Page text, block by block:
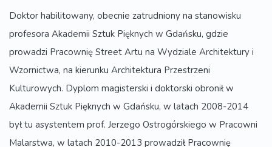
Doktor habilitowany, obecnie zatrudniony na stanowisku
profesora Akademii Sztuk Pięknych w Gdańsku, gdzie
prowadzi Pracownię Street Artu na Wydziale Architektury i
Wzornictwa, na kierunku Architektura Przestrzeni
Kulturowych. Dyplom magisterski i doktorski obronił w
Akademii Sztuk Pięknych w Gdańsku, w latach 2008-2014
był tu asystentem prof. Jerzego Ostrogórskiego w Pracowni
Malarstwa, w latach 2010-2013 prowadził Pracownię